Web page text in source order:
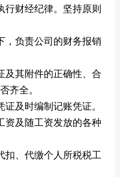
行财经纪律。坚持原则
，负责公司的财务报销
及其附件的正确性、合
齐全。
及时编制记账凭证。
资及随工资发放的各种
扣、代缴个人所税税工